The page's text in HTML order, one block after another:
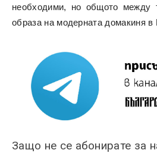
необходими, но общото между
образа на модерната домакиня в
Защо не се абонирате за